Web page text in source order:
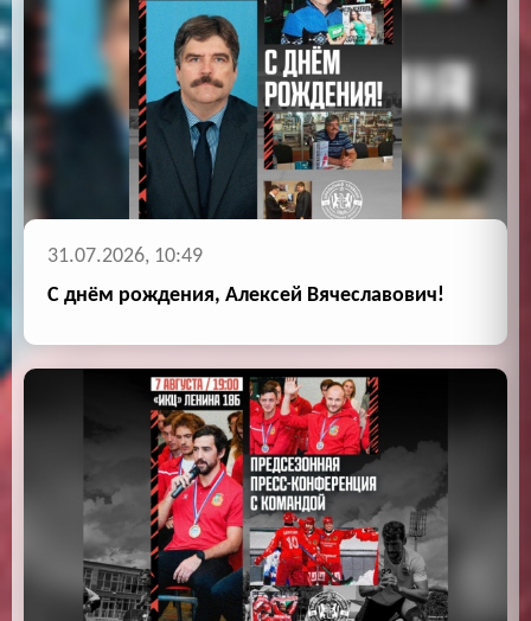
31.07.2026, 10:49
С днём рождения, Алексей Вячеславович!